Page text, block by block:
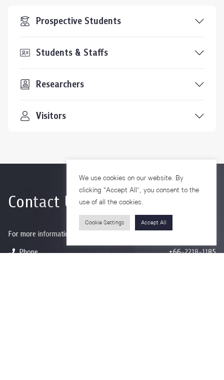
Prospective Students
Students & Staffs
Researchers
Visitors
Contact Us
For more information please contact
Phone
+66-2218-1185
We use cookies on our website. By
clicking “Accept All”, you consent to the
use of all the cookies.
Cookie Settings Accept All